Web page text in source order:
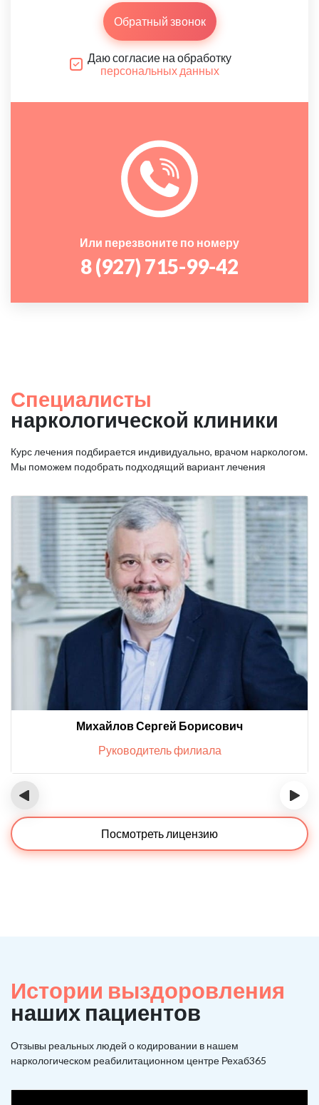
Обратный звонок
Даю согласие на обработку
персональных данных
Или перезвоните по номеру
8 (927) 715-99-42
Специалисты
наркологической клиники
Курс лечения подбирается индивидуально, врачом наркологом.
Мы поможем подобрать подходящий вариант лечения
Михайлов Сергей Борисович
Руководитель филиала
‹ ›
Посмотреть лицензию
Истории выздоровления
наших пациентов
Отзывы реальных людей о кодировании в нашем
наркологическом реабилитационном центре Рехаб365